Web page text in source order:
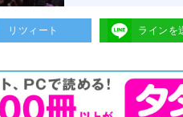
リツィート ラインを